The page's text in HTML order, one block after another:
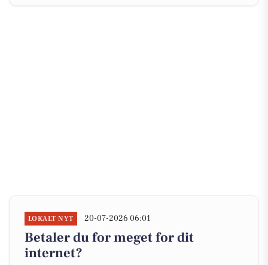
LOKALT NYT 20-07-2026 06:01
Betaler du for meget for dit
internet?